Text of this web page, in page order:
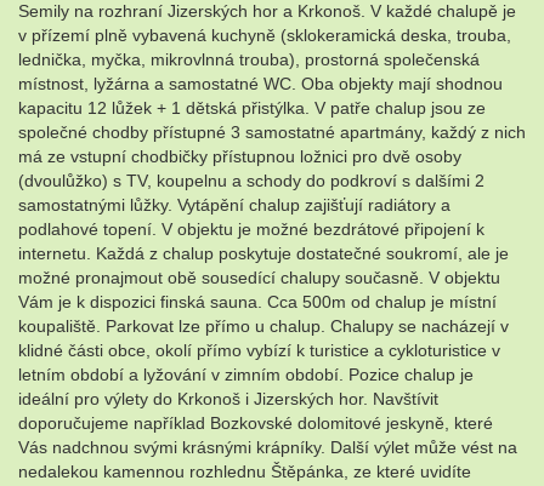
Semily na rozhraní Jizerských hor a Krkonoš. V každé chalupě je
v přízemí plně vybavená kuchyně (sklokeramická deska, trouba,
lednička, myčka, mikrovlnná trouba), prostorná společenská
místnost, lyžárna a samostatné WC. Oba objekty mají shodnou
kapacitu 12 lůžek + 1 dětská přistýlka. V patře chalup jsou ze
společné chodby přístupné 3 samostatné apartmány, každý z nich
má ze vstupní chodbičky přístupnou ložnici pro dvě osoby
(dvoulůžko) s TV, koupelnu a schody do podkroví s dalšími 2
samostatnými lůžky. Vytápění chalup zajišťují radiátory a
podlahové topení. V objektu je možné bezdrátové připojení k
internetu. Každá z chalup poskytuje dostatečné soukromí, ale je
možné pronajmout obě sousedící chalupy současně. V objektu
Vám je k dispozici finská sauna. Cca 500m od chalup je místní
koupaliště. Parkovat lze přímo u chalup. Chalupy se nacházejí v
klidné části obce, okolí přímo vybízí k turistice a cykloturistice v
letním období a lyžování v zimním období. Pozice chalup je
ideální pro výlety do Krkonoš i Jizerských hor. Navštívit
doporučujeme například Bozkovské dolomitové jeskyně, které
Vás nadchnou svými krásnými krápníky. Další výlet může vést na
nedalekou kamennou rozhlednu Štěpánka, ze které uvidíte